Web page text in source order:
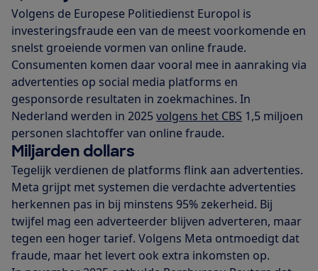
Volgens de Europese Politiedienst Europol is
investeringsfraude een van de meest voorkomende en
snelst groeiende vormen van online fraude.
Consumenten komen daar vooral mee in aanraking via
advertenties op social media platforms en
gesponsorde resultaten in zoekmachines. In
Nederland werden in 2025volgens het CBS 1,5 miljoen
personen slachtoffer van online fraude.
Miljarden dollars
Tegelijk verdienen de platforms flink aan advertenties.
Meta grijpt met systemen die verdachte advertenties
herkennen pas in bij minstens 95% zekerheid. Bij
twijfel mag een adverteerder blijven adverteren, maar
tegen een hoger tarief. Volgens Meta ontmoedigt dat
fraude, maar het levert ook extra inkomsten op.